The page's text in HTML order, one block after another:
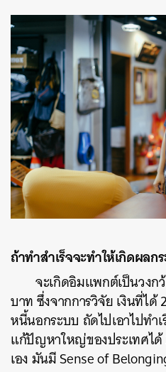
ถ้าทำสำเร็จจะทำให้เกิดผลก
จะเกิดอิมแพกต์เป็นวงก
บาท ซึ่งจากการวิจัย เงินที่ไ
หนี้นอกระบบ ถัดไปเอาไปทำ
แก้ปัญหาใหญ่ของประเทศไ
เอง มันมี Sense of